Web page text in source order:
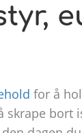
for å
bort